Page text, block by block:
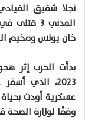
نجلا شقيق
المدني 3
خان يونس ومخيم
وفقًا لوزارة الصحة